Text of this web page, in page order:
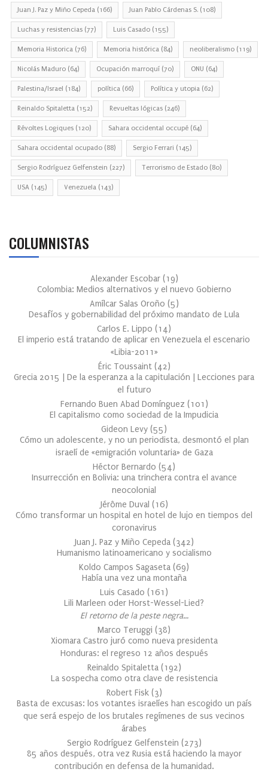
Juan J. Paz y Miño Cepeda (166) Juan Pablo Cárdenas S. (108)
Luchas y resistencias (77) Luis Casado (155)
Memoria Historica (76) Memoria histórica (84) neoliberalismo (119)
Nicolás Maduro (64) Ocupación marroquí (70) ONU (64)
Palestina/Israel (184) política (66) Política y utopia (62)
Reinaldo Spitaletta (152) Revueltas lógicas (246)
Révoltes Logiques (120) Sahara occidental occupé (64)
Sahara occidental ocupado (88) Sergio Ferrari (145)
Sergio Rodríguez Gelfenstein (227) Terrorismo de Estado (80)
USA (145) Venezuela (143)
COLUMNISTAS
Alexander Escobar (19)
Colombia: Medios alternativos y el nuevo Gobierno
Amílcar Salas Oroño (5)
Desafíos y gobernabilidad del próximo mandato de Lula
Carlos E. Lippo (14)
El imperio está tratando de aplicar en Venezuela el escenario
«Libia-2011»
Éric Toussaint (42)
Grecia 2015 | De la esperanza a la capitulación | Lecciones para
el futuro
Fernando Buen Abad Domínguez (101 )
El capitalismo como sociedad de la Impudicia
Gideon Levy (55)
Cómo un adolescente, y no un periodista, desmontó el plan
israelí de «emigración voluntaria» de Gaza
Héctor Bernardo (54)
Insurrección en Bolivia: una trinchera contra el avance
neocolonial
Jérôme Duval (16)
Cómo transformar un hospital en hotel de lujo en tiempos del
coronavirus
Juan J. Paz y Miño Cepeda (342)
Humanismo latinoamericano y socialismo
Koldo Campos Sagaseta (69)
Había una vez una montaña
Luis Casado (161 )
Lili Marleen oder Horst-Wessel-Lied?
El retorno de la peste negra…
Marco Teruggi (38)
Xiomara Castro juró como nueva presidenta
Honduras: el regreso 12 años después
Reinaldo Spitaletta (192)
La sospecha como otra clave de resistencia
Robert Fisk (3)
Basta de excusas: los votantes israelíes han escogido un país
que será espejo de los brutales regímenes de sus vecinos
árabes
Sergio Rodríguez Gelfenstein (273)
85 años después, otra vez Rusia está haciendo la mayor
contribución en defensa de la humanidad.